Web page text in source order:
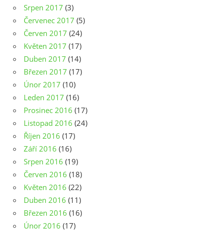
Srpen 2017 (3)
Červenec 2017 (5)
Červen 2017 (24)
Květen 2017 (17)
Duben 2017 (14)
Březen 2017 (17)
Únor 2017 (10)
Leden 2017 (16)
Prosinec 2016 (17)
Listopad 2016 (24)
Říjen 2016 (17)
Září 2016 (16)
Srpen 2016 (19)
Červen 2016 (18)
Květen 2016 (22)
Duben 2016 (11)
Březen 2016 (16)
Únor 2016 (17)